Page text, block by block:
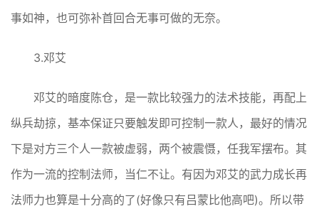
事如神，也可弥补首回合无事可做的无奈。
3.邓艾
邓艾的暗度陈仓，是一款比较强力的法术技能，再配上
纵兵劫掠，基本保证只要触发即可控制一款人，最好的情况
下是对方三个人一款被虚弱，两个被震慑，任我军摆布。其
作为一流的控制法师，当仁不让。有因为邓艾的武力成长再
法师力也算是十分高的了(好像只有吕蒙比他高吧)。所以带